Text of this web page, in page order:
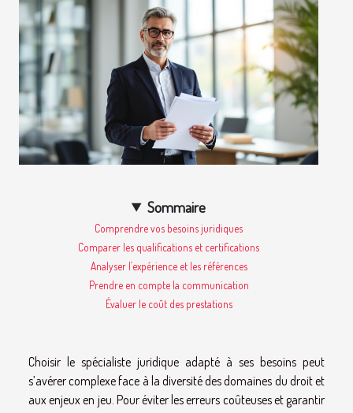
Sommaire
Comprendre vos besoins juridiques
Comparer les qualifications et certifications
Analyser l’expérience et les références
Prendre en compte la communication
Évaluer le coût des prestations
Choisir le spécialiste juridique adapté à ses besoins peut
s’avérer complexe face à la diversité des domaines du droit et
aux enjeux en jeu. Pour éviter les erreurs coûteuses et garantir